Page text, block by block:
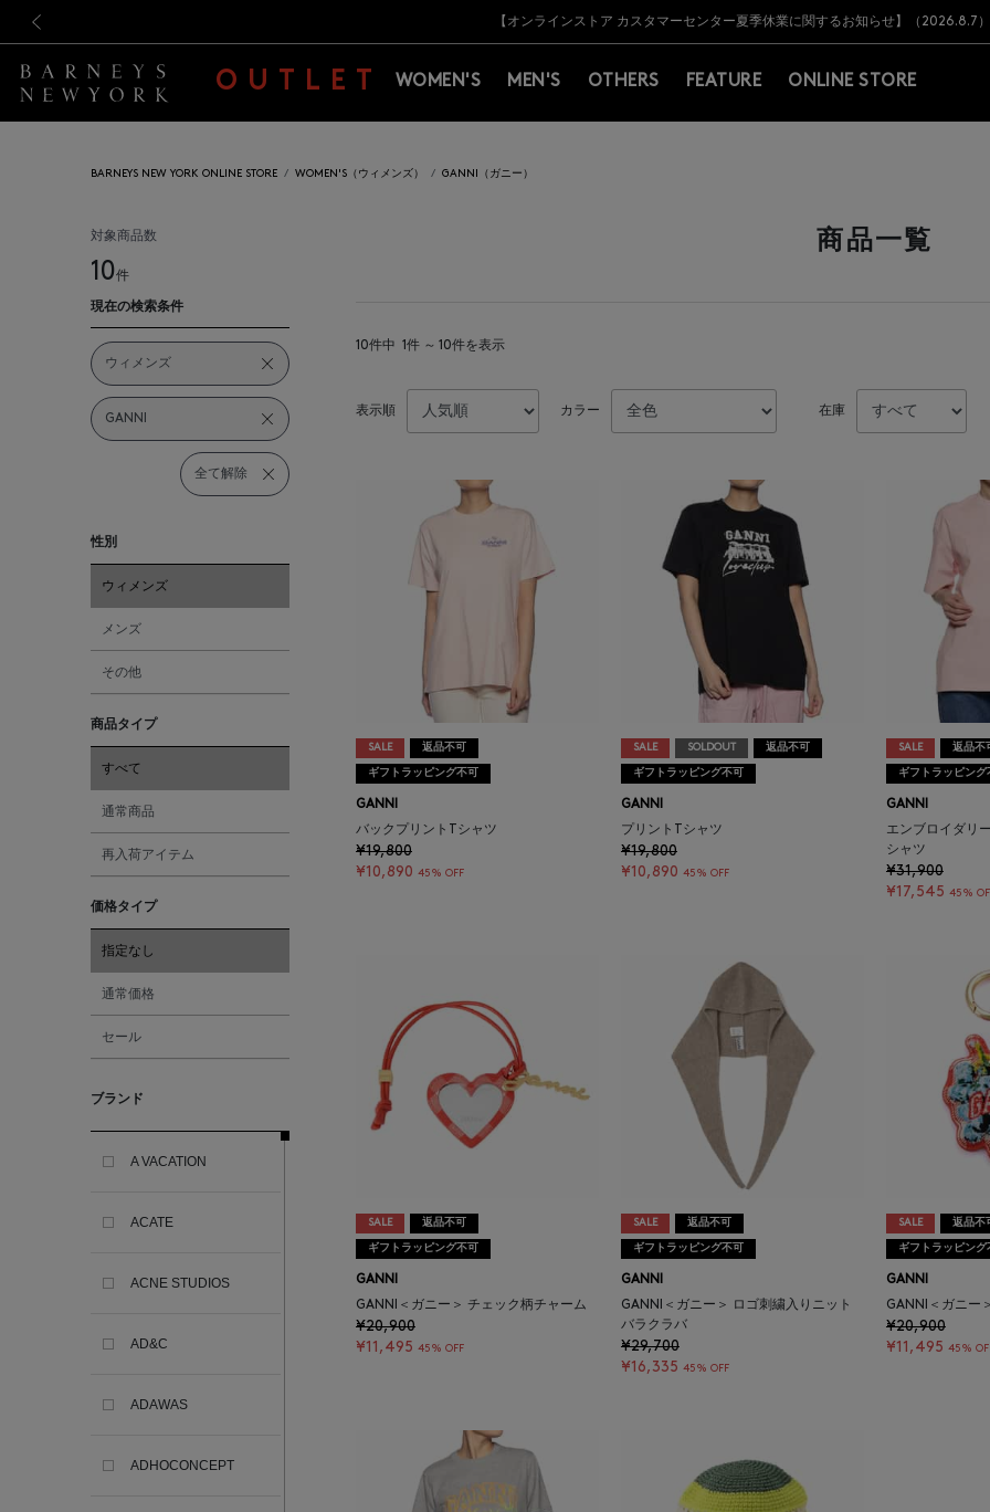
新規登録のお客様も対象！＜MY BARNEYS＞会員のお客様は11,000円（税込）以上のお買上げで常時送料無料
【夏季休業に伴う出荷一時停止のお知らせ】(2026.8.7)
【オンラインストア カスタマーセンター夏季休業に関するお知らせ】（2026.8.7）
【夏季休業に伴う返品・交換承り一時停止のお知らせ】（2026.8.5）
熊本県を中心とした地震の影響によるお荷物のお届けについて
【開催中】SUMMER SALEのご案内・ご注意事項
新規登録のお客様も対象！＜MY BARNEYS＞会員のお客様は11,000円（税込）以上のお買上げで常時送料無料
【夏季休業に伴う出荷一時停止のお知らせ】(2026.8.7)
OUTLET WOMEN'S MEN'S OTHERS FEATURE ONLINE STORE
BARNEYS NEW YORK ONLINE STORE WOMEN'S（ウィメンズ） GANNI（ガニー）
対象商品数
10件
現在の検索条件
ウィメンズ
GANNI
全て解除
性別
ウィメンズ
メンズ
その他
商品タイプ
すべて
通常商品
再入荷アイテム
価格タイプ
指定なし
通常価格
セール
ブランド
A VACATION
ACATE
ACNE STUDIOS
AD&C
ADAWAS
ADHOCONCEPT
商品一覧
10件中 1件 ～ 10件を表示
表示順 カラー 在庫
SALE 返品不可
ギフトラッピング不可
GANNI
バックプリントTシャツ
¥19,800
¥10,890 45% OFF
SALE SOLDOUT 返品不可
ギフトラッピング不可
GANNI
プリントTシャツ
¥19,800
¥10,890 45% OFF
SALE 返品不
ギフトラッピング
GANNI
エンブロイダリ
シャツ
¥31,900
¥17,545 45%
SALE 返品不可
ギフトラッピング不可
GANNI
GANNI＜ガニー＞ チェック柄チャーム
¥20,900
¥11,495 45% OFF
SALE 返品不可
ギフトラッピング不可
GANNI
GANNI＜ガニー＞ ロゴ刺繍入りニット
バラクラバ
¥29,700
¥16,335 45% OFF
SALE 返品不
ギフトラッピング
GANNI
GANNI＜ガニー
¥20,900
¥11,495 45%